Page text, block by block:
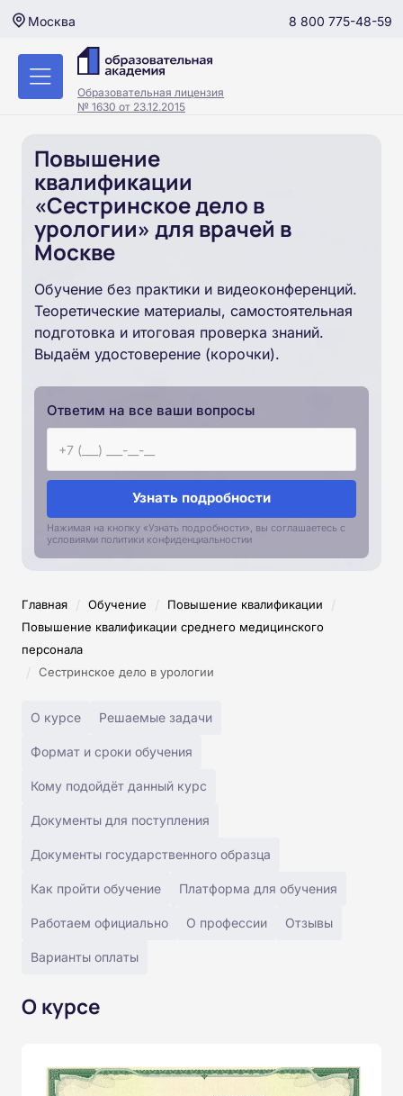
Москва 8 800 775-48-59
Образовательная лицензия
№ 1630 от 23.12.2015
Повышение
квалификации
«Сестринское дело в
урологии» для врачей в
Москве
Обучение без практики и видеоконференций.
Теоретические материалы, самостоятельная
подготовка и итоговая проверка знаний.
Выдаём удостоверение (корочки).
Ответим на все ваши вопросы
Узнать подробности
Нажимая на кнопку «Узнать подробности», вы соглашаетесь с
условиями политики конфиденциальностии
Главная / Обучение / Повышение квалификации /
Повышение квалификации среднего медицинского
персонала
/ Сестринское дело в урологии
О курсе Решаемые задачи
Формат и сроки обучения
Кому подойдёт данный курс
Документы для поступления
Документы государственного образца
Как пройти обучение Платформа для обучения
Работаем официально О профессии Отзывы
Варианты оплаты
О курсе